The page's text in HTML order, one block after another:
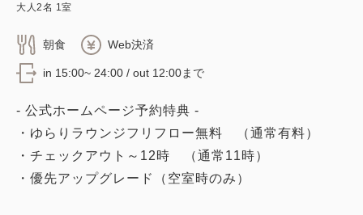
大人 2名 1 室
朝食 Web決済
in 15:00~ 24:00 / out 12:00まで
- 公式ホームページ予約特典 -
・ゆらりラウンジフリフロー無料 （通常有料）
・チェックアウト～12時 （通常11時）
・優先アップグレード（空室時のみ）